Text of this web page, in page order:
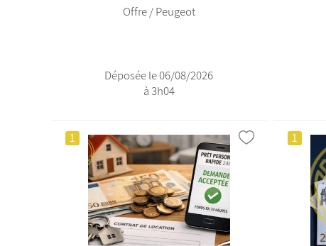
Offre / Peugeot
Déposée le 06/08/2026
à 3h04
1 1